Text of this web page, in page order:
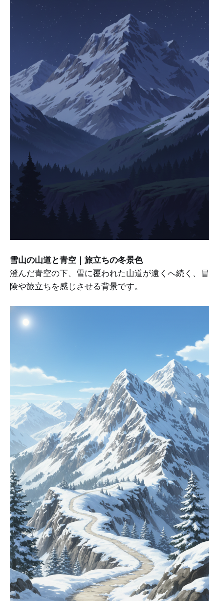
雪山の山道と青空｜旅立ちの冬景色
澄んだ青空の下、雪に覆われた山道が遠くへ続く、冒
険や旅立ちを感じさせる背景です。